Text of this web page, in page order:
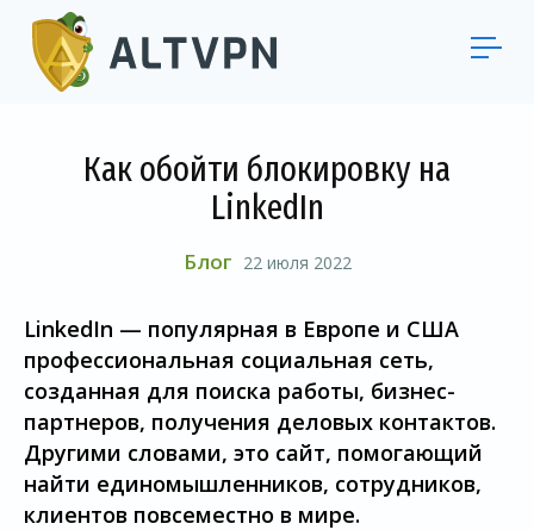
Как обойти блокировку на
LinkedIn
Блог 22 июля 2022
LinkedIn — популярная в Европе и США
профессиональная социальная сеть,
созданная для поиска работы, бизнес-
партнеров, получения деловых контактов.
Другими словами, это сайт, помогающий
найти единомышленников, сотрудников,
клиентов повсеместно в мире.